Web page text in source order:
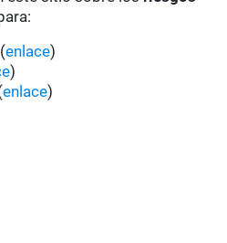
(enlace)
)
enlace)